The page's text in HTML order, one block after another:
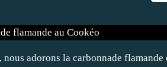
nous adorons la carbonnade